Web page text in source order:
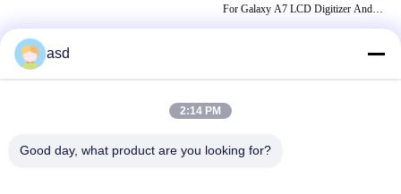
For Galaxy A7 LCD Digitizer And
ট্যাগ
স্যামসাং জে 8 ডিসপ্লে মূল্য
asd
2:14 PM
Good day, what product are you looking for?